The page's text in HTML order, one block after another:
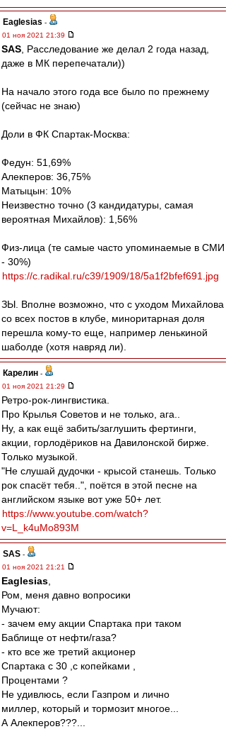
Eaglesias -
01 ноя 2021 21:39
SAS , Расследование же делал 2 года назад,
даже в МК перепечатали))
На начало этого года все было по прежнему
(сейчас не знаю)
Доли в ФК Спартак-Москва:
Федун: 51,69%
Алекперов: 36,75%
Матыцын: 10%
Неизвестно точно (3 кандидатуры, самая
вероятная Михайлов): 1,56%
Физ-лица (те самые часто упоминаемые в СМИ
- 30%)
https://c.radikal.ru/c39/1909/18/5a1f2bfef691.jpg
ЗЫ. Вполне возможно, что с уходом Михайлова
со всех постов в клубе, миноритарная доля
перешла кому-то еще, например ленькиной
шаболде (хотя навряд ли).
Карелин -
01 ноя 2021 21:29
Ретро-рок-лингвистика.
Про Крылья Советов и не только, ага..
Ну, а как ещё забить/заглушить фертинги,
акции, горлодёриков на Давилонской бирже.
Только музыкой.
"Не слушай дудочки - крысой станешь. Только
рок спасёт тебя..", поётся в этой песне на
английском языке вот уже 50+ лет.
https://www.youtube.com/watch?
v=L_k4uMo893M
SAS -
01 ноя 2021 21:21
Eaglesias
Ром, меня давно вопросики
Мучают:
- зачем ему акции Спартака при таком
Баблище от нефти/газа?
- кто все же третий акционер
Спартака с 30 ,с копейками ,
Процентами ?
Не удивлюсь, если Газпром и лично
миллер, который и тормозит многое...
А Алекперов???...